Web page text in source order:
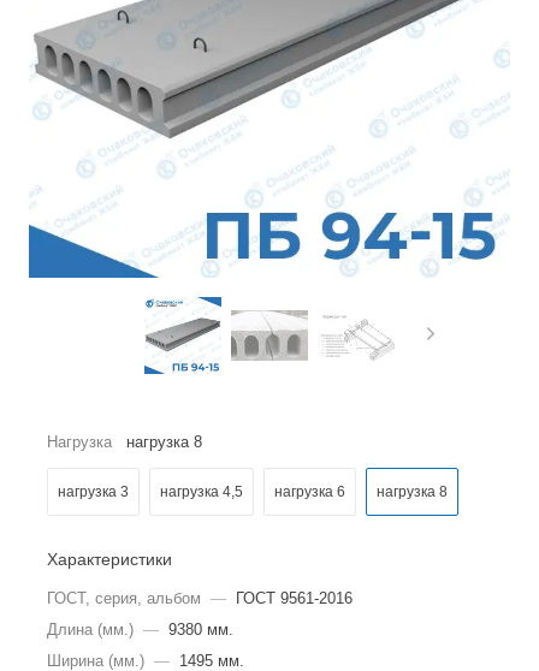
Нагрузка нагрузка 8
нагрузка 3 нагрузка 4,5 нагрузка 6 нагрузка 8
Характеристики
ГОСТ, серия, альбом —
ГОСТ 9561-2016
Длина (мм.) — 9380 мм.
Ширина (мм.) — 1495 мм.